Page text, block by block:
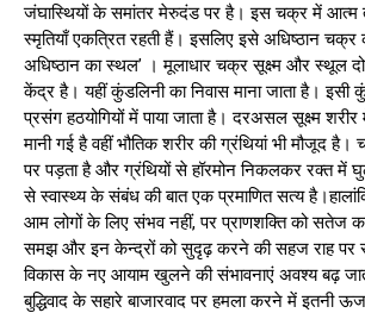
जंघास्थियों के समांतर मेरुदंड पर है। इस चक्र में
स्मृतियाँ एकत्रित रहती हैं। इसलिए इसे अधिष्ठान
अधिष्ठान का स्थल’ । मूलाधार चक्र सूक्ष्म और स्थूल
केंद्र है। यहीं कुंडलिनी का निवास माना जाता है। इसी
प्रसंग हठयोगियों में पाया जाता है। दरअसल सूक्ष्म
मानी गई है वहीं भौतिक शरीर की ग्रंथियां भी मौजूद है।
पर पड़ता है और ग्रंथियों से हॉरमोन निकलकर रक्त में
से स्वास्थ्य के संबंध की बात एक प्रमाणित सत्य
आम लोगों के लिए संभव नहीं, पर प्राणशक्ति को सतेज
समझ और इन केन्द्रों को सुदृढ़ करने की सहज राह पर
विकास के नए आयाम खुलने की संभावनाएं अवश्य बढ़
बुद्धिवाद के सहारे बाजारवाद पर हमला करने में इतनी